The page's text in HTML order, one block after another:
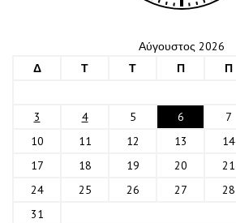
Αύγουστος 2026
Δ
Τ Τ Π Π
3
4 5 6 7
10
11 12 13 14
17
18 19 20 21
24
25 26 27 28
31